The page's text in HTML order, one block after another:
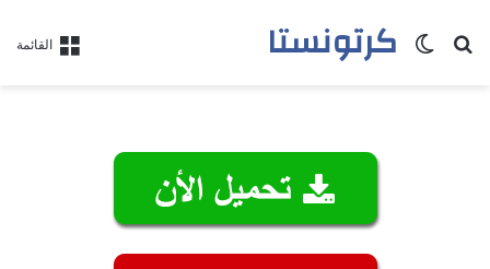
القائمة كرتونستابحث عنالوضع المظلم